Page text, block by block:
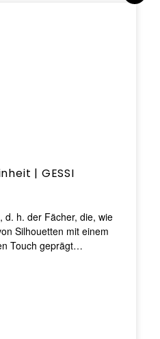
| GESSI
d. h. der Fächer, die, wie
Silhouetten mit einem
Touch geprägt…